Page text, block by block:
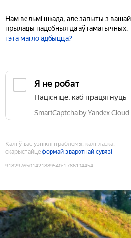
Нам вельмі шкада, але запыты з вашай
прылады падобныя да аўтаматычных.
гэта магло адбыцца?
Я не робат
Націсніце, каб працягнуць
SmartCaptcha by Yandex Cloud
Калі ў вас узніклі праблемы, калі ласка,
скарыстайцеформай зваротнай сувязі
9182976501421889540:1786104454